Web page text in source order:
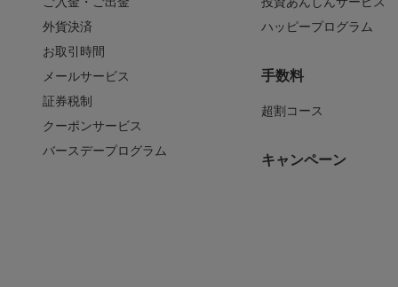
外貨決済
お取引時間
メールサービス
証券税制
クーポンサービス
バースデープログラム
ハッピープログラム
手数料
超割コース
キャンペーン